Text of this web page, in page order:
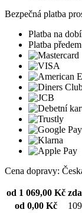
Bezpečná platba
Platba na
Platba předem
Cena dopravy:
od 1 069,00 Kč
od 0,00 Kč